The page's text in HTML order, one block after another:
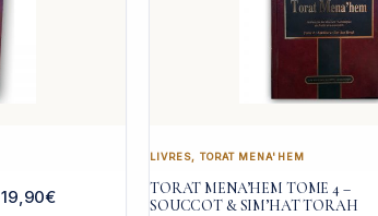
19,90€
LIVRES, TORAT MENA'HEM
TORAT MENA’HEM TOME 4 –
SOUCCOT & SIM’HAT TORAH